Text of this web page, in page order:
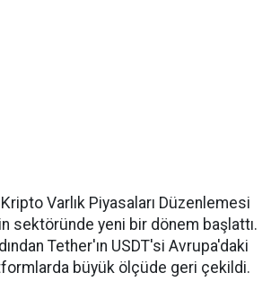
Varlık Piyasaları Düzenlemesi
sektöründe yeni bir dönem başlattı.
Tether'ın USDT'si Avrupa'daki
büyük ölçüde geri çekildi.